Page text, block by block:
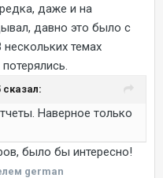
даже и на
давно это было с
темах
сказал:
Наверное только
было бы интересно!
german